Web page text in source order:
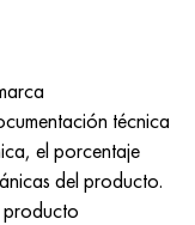
técnica
el porcentaje
del producto.
producto